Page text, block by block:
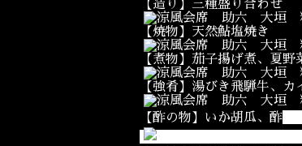
【造り】三種盛り合わせ
【焼物】天然鮎塩焼き
【煮物】茄子揚げ煮、夏
【強肴】湯びき飛騨牛、
【酢の物】いか胡瓜、酢